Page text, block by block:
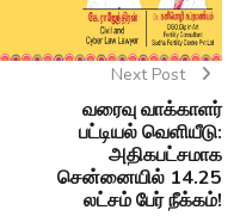
Next Post
வரைவு வாக்காளர்
பட்டியல் வெளியீடு:
அதிகபட்சமாக
சென்னையில் 14.25
லட்சம் பேர் நீக்கம்!